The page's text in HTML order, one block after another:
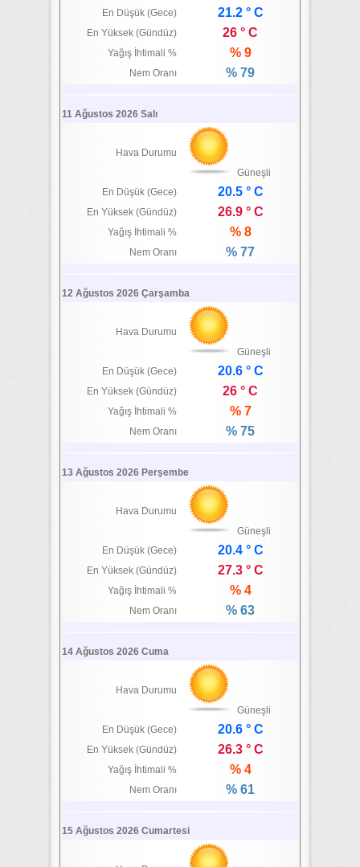
En Düşük (Gece)
21.2 ° C
En Yüksek (Gündüz) 26 ° C
Yağış İhtimali % % 9
Nem Oranı % 79
11 Ağustos 2026 Salı
Hava Durumu
Güneşli
En Düşük (Gece)
20.5 ° C
En Yüksek (Gündüz) 26.9 ° C
Yağış İhtimali % % 8
Nem Oranı % 77
12 Ağustos 2026 Çarşamba
Hava Durumu
Güneşli
En Düşük (Gece)
20.6 ° C
En Yüksek (Gündüz) 26 ° C
Yağış İhtimali % % 7
Nem Oranı % 75
13 Ağustos 2026 Perşembe
Hava Durumu
Güneşli
En Düşük (Gece)
20.4 ° C
En Yüksek (Gündüz) 27.3 ° C
Yağış İhtimali % % 4
Nem Oranı % 63
14 Ağustos 2026 Cuma
Hava Durumu
Güneşli
En Düşük (Gece)
20.6 ° C
En Yüksek (Gündüz) 26.3 ° C
Yağış İhtimali % % 4
Nem Oranı % 61
15 Ağustos 2026 Cumartesi